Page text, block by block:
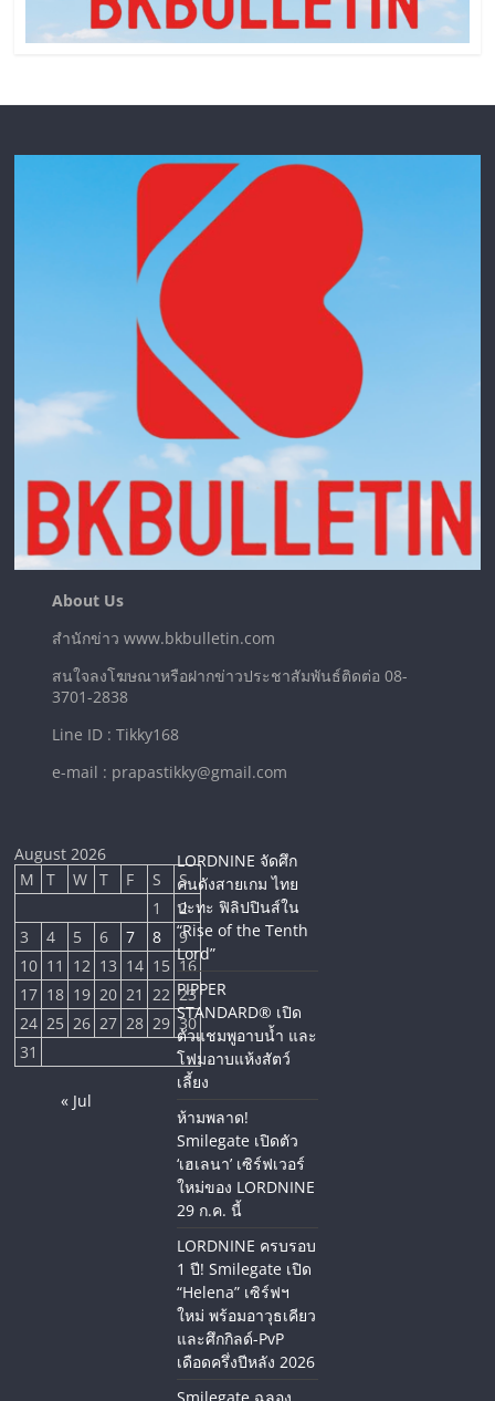
About Us
สำนักข่าว www.bkbulletin.com
สนใจลงโฆษณาหรือฝากข่าวประชาสัมพันธ์ติดต่อ 08-
3701-2838
Line ID : Tikky168
e-mail : prapastikky@gmail.com
August 2026
M
T W T F S
S
1
2
3
4 5 6 7 8
9
10 11 12 13 14 15 16
17 18 19 20 21 22 23
24 25 26 27 28 29 30
31
« Jul
LORDNINE จัดศึก
คนดังสายเกม ไทย
ปะทะ ฟิลิปปินส์ใน
“Rise of the Tenth
Lord”
PIPPER
STANDARD® เปิด
ตัวแชมพูอาบน้ำ และ
โฟมอาบแห้งสัตว์
เลี้ยง
ห้ามพลาด!
Smilegate เปิดตัว
‘เฮเลนา’ เซิร์ฟเวอร์
ใหม่ของ LORDNINE
29 ก.ค. นี้
LORDNINE ครบรอบ
1 ปี! Smilegate เปิด
“Helena” เซิร์ฟฯ
ใหม่ พร้อมอาวุธเคียว
และศึกกิลด์-PvP
เดือดครึ่งปีหลัง 2026
Smilegate ฉลอง